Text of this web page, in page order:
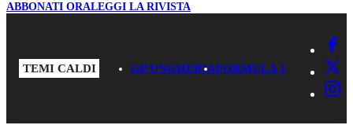
ABBONATI ORALEGGI LA RIVISTA
TEMI CALDI GP UNGHERIAFORMULA 1